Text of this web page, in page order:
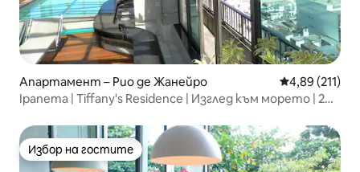
Апартамент – Рио де Жанейро Средна
4,89 (211)
Ipanema | Tiffany's Residence | Изглед към морето | 2
Избор на гостите
Избор на гостите